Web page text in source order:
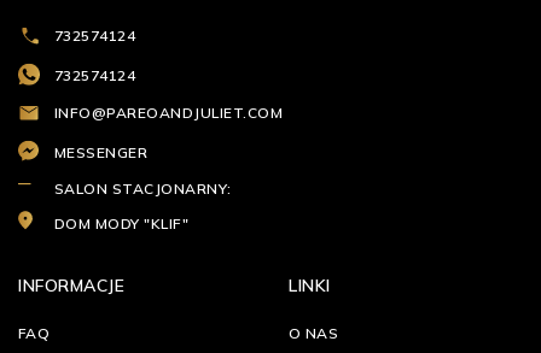
732574124
732574124
INFO@PAREOANDJULIET.COM
MESSENGER
SALON STACJONARNY:
DOM MODY "KLIF"
INFORMACJE
FAQ
LINKI
O NAS